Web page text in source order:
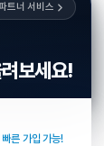
트너 서비스
보세요!
른 가입 가능!